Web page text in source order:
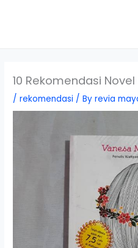
10 Rekomendasi
/rekomendasi / Byrevia